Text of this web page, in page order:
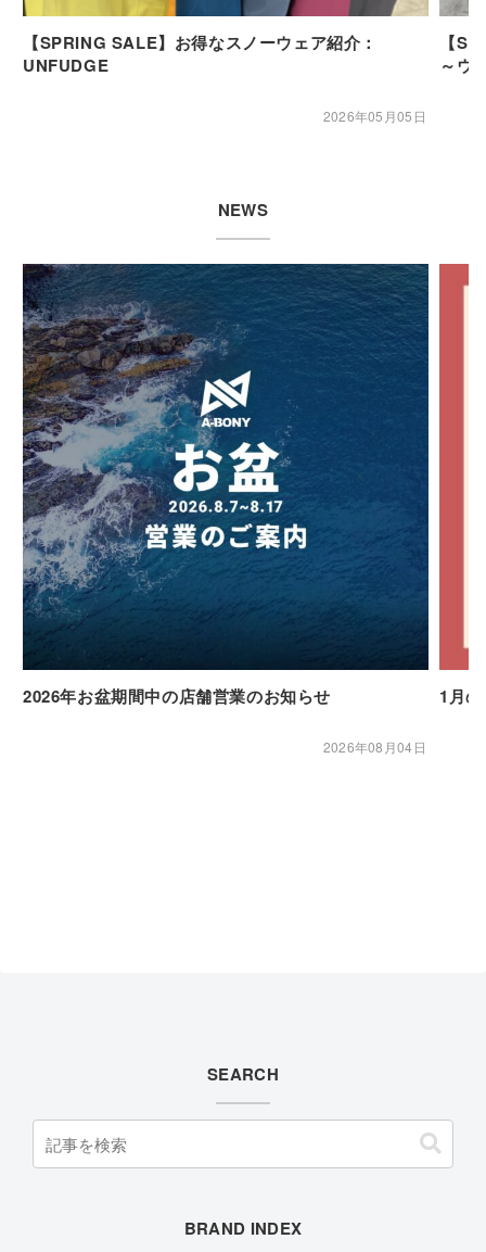
【SPRING SALE】お得なスノーウェア紹介：
UNFUDGE
2026年05月05日
【
～ウ
NEWS
2026年お盆期間中の店舗営業のお知らせ
2026年08月04日
1月
SEARCH
BRAND INDEX